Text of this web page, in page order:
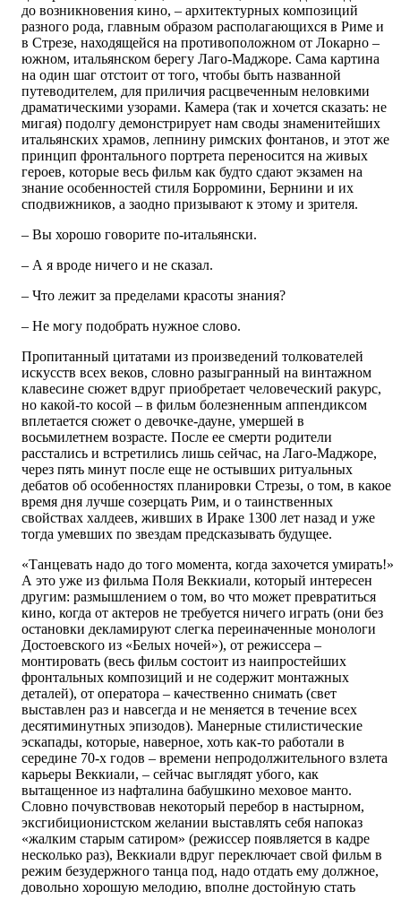
до возникновения кино, – архитектурных композиций
разного рода, главным образом располагающихся в Риме и
в Стрезе, находящейся на противоположном от Локарно –
южном, итальянском берегу Лаго-Маджоре. Сама картина
на один шаг отстоит от того, чтобы быть названной
путеводителем, для приличия расцвеченным неловкими
драматическими узорами. Камера (так и хочется сказать: не
мигая) подолгу демонстрирует нам своды знаменитейших
итальянских храмов, лепнину римских фонтанов, и этот же
принцип фронтального портрета переносится на живых
героев, которые весь фильм как будто сдают экзамен на
знание особенностей стиля Борромини, Бернини и их
сподвижников, а заодно призывают к этому и зрителя.
– Вы хорошо говорите по-итальянски.
– А я вроде ничего и не сказал.
– Что лежит за пределами красоты знания?
– Не могу подобрать нужное слово.
Пропитанный цитатами из произведений толкователей
искусств всех веков, словно разыгранный на винтажном
клавесине сюжет вдруг приобретает человеческий ракурс,
но какой-то косой – в фильм болезненным аппендиксом
вплетается сюжет о девочке-дауне, умершей в
восьмилетнем возрасте. После ее смерти родители
расстались и встретились лишь сейчас, на Лаго-Маджоре,
через пять минут после еще не остывших ритуальных
дебатов об особенностях планировки Стрезы, о том, в какое
время дня лучше созерцать Рим, и о таинственных
свойствах халдеев, живших в Ираке 1300 лет назад и уже
тогда умевших по звездам предсказывать будущее.
«Танцевать надо до того момента, когда захочется умирать!»
А это уже из фильма Поля Веккиали, который интересен
другим: размышлением о том, во что может превратиться
кино, когда от актеров не требуется ничего играть (они без
остановки декламируют слегка переиначенные монологи
Достоевского из «Белых ночей»), от режиссера –
монтировать (весь фильм состоит из наипростейших
фронтальных композиций и не содержит монтажных
деталей), от оператора – качественно снимать (свет
выставлен раз и навсегда и не меняется в течение всех
десятиминутных эпизодов). Манерные стилистические
эскапады, которые, наверное, хоть как-то работали в
середине 70-х годов – времени непродолжительного взлета
карьеры Веккиали, – сейчас выглядят убого, как
вытащенное из нафталина бабушкино меховое манто.
Словно почувствовав некоторый перебор в настырном,
эксгибиционистском желании выставлять себя напоказ
«жалким старым сатиром» (режиссер появляется в кадре
несколько раз), Веккиали вдруг переключает свой фильм в
режим безудержного танца под, надо отдать ему должное,
довольно хорошую мелодию, вполне достойную стать